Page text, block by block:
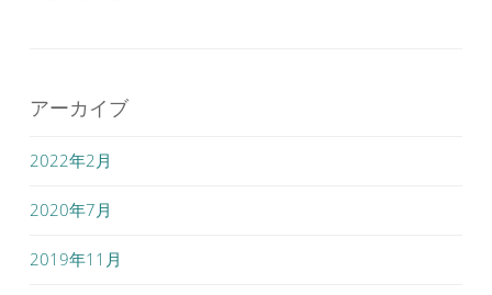
アーカイブ
2022年2月
2020年7月
2019年11月